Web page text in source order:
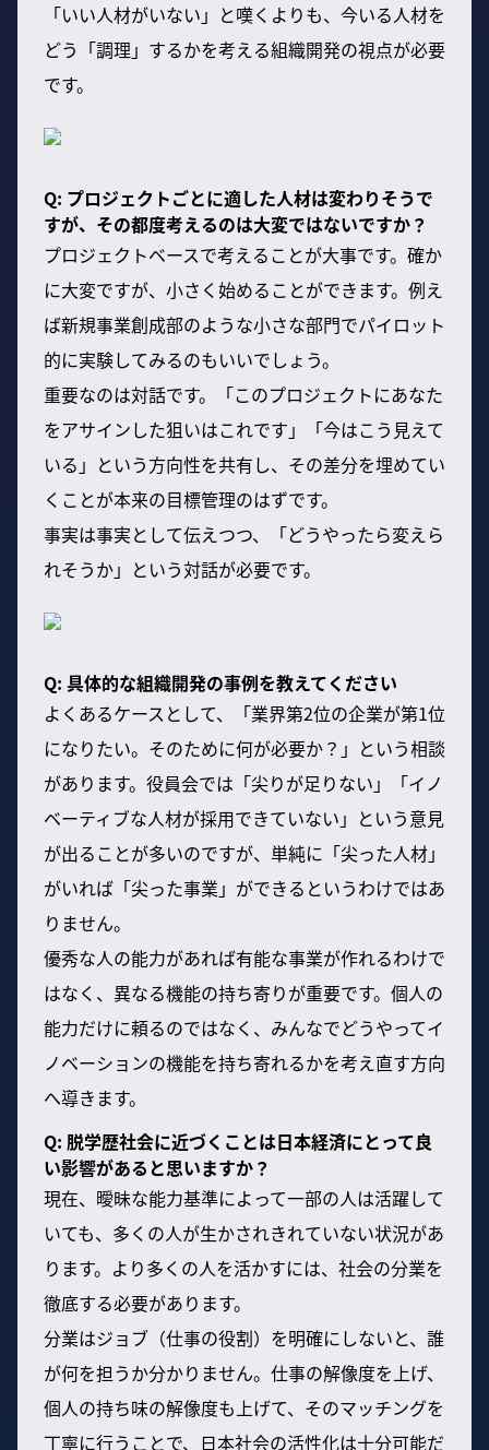
「いい人材がいない」と嘆くよりも、今いる人材を
どう「調理」するかを考える組織開発の視点が必要
です。
Q: プロジェクトごとに適した人材は変わりそうで
すが、その都度考えるのは大変ではないですか？
プロジェクトベースで考えることが大事です。確か
に大変ですが、小さく始めることができます。例え
ば新規事業創成部のような小さな部門でパイロット
的に実験してみるのもいいでしょう。
重要なのは対話です。「このプロジェクトにあなた
をアサインした狙いはこれです」「今はこう見えて
いる」という方向性を共有し、その差分を埋めてい
くことが本来の目標管理のはずです。
事実は事実として伝えつつ、「どうやったら変えら
れそうか」という対話が必要です。
Q: 具体的な組織開発の事例を教えてください
よくあるケースとして、「業界第2位の企業が第1位
になりたい。そのために何が必要か？」という相談
があります。役員会では「尖りが足りない」「イノ
ベーティブな人材が採用できていない」という意見
が出ることが多いのですが、単純に「尖った人材」
がいれば「尖った事業」ができるというわけではあ
りません。
優秀な人の能力があれば有能な事業が作れるわけで
はなく、異なる機能の持ち寄りが重要です。個人の
能力だけに頼るのではなく、みんなでどうやってイ
ノベーションの機能を持ち寄れるかを考え直す方向
へ導きます。
Q: 脱学歴社会に近づくことは日本経済にとって良
い影響があると思いますか？
現在、曖昧な能力基準によって一部の人は活躍して
いても、多くの人が生かされきれていない状況があ
ります。より多くの人を活かすには、社会の分業を
徹底する必要があります。
分業はジョブ（仕事の役割）を明確にしないと、誰
が何を担うか分かりません。仕事の解像度を上げ、
個人の持ち味の解像度も上げて、そのマッチングを
丁寧に行うことで、日本社会の活性化は十分可能だ